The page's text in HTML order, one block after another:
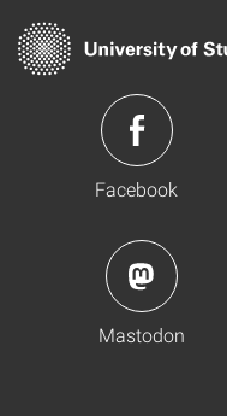
Facebook
Mastodon